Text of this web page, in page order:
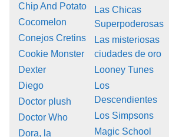
Chip And Potato
Cocomelon
Conejos Cretins
Cookie Monster
Dexter
Diego
Doctor plush
Doctor Who
Dora, la
Las Chicas
Superpoderosas
Las misteriosas
ciudades de oro
Looney Tunes
Los
Descendientes
Los Simpsons
Magic School